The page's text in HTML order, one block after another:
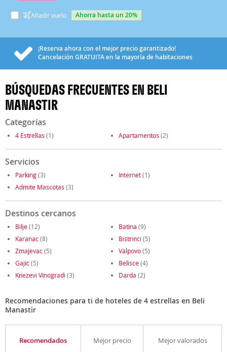
Añadir vuelo ahorra hasta un 20%
¡Reserva ahora con el mejor precio garantizado!
Cancelación GRATUITAen la mayoría de habitaciones
BÚSQUEDAS FRECUENTES EN BELI
MANASTIR
Categorías
4 Estrellas (1) Apartamentos (2)
Servicios
Parking(3) Internet(1)
Admite Mascotas (3)
Destinos cercanos
Bilje(12) Batina (9)
Karanac(8) Bistrinci (5)
Zmajevac(5) Valpovo(5)
Gajic(5) Belisce(4)
Knezevi Vinogradi (3) Darda (2)
Recomendaciones para ti de hoteles de 4 estrellas en Beli
Manastir
Recomendados Mejor precio Mejor valorados